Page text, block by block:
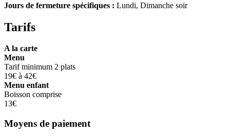
Jours de fermeture spécifiques : Lundi, Dimanche soir
Tarifs
A la carte
Menu
Tarif minimum 2 plats
19€ à 42€
Menu enfant
Boisson comprise
13€
Moyens de paiement